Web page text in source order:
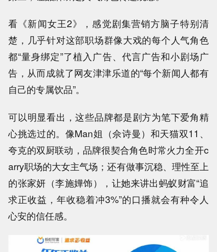
看《新闻女王2》，感觉剧集营销方脑子特别清
楚，几乎针对这部职场群像大戏的每个人气角色
都“量身绑定”了植入广告、代言广告和小剧场广
告，从而成就了网友津津乐道的“每个新闻人都有
自己的专属饮品”。
可以明显看出，这些品牌都是剧方为笔下爱角精
心挑选过的。像Man姐（佘诗曼）和天猫双11、
夸克的双厨联动，品牌很契合角色时常火力全开c
arry职场的大女主气场；还有做事沉稳、理性至上
的张家妍（李施嬅饰），让她来讲出蚂蚁财富“追
求正收益，年收稳着冲3%”的口播就会有种令人
心安的信任感。